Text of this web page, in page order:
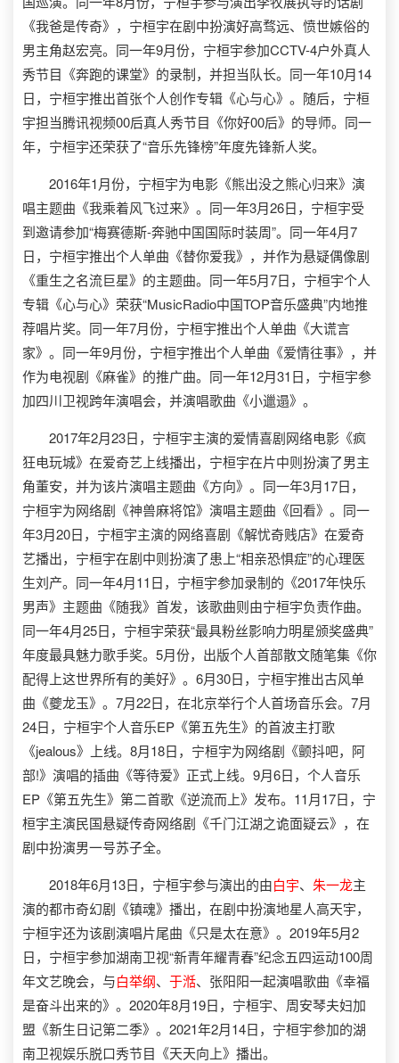
《我爸是传奇》，宁桓宇在剧中扮演好高骛远、愤世嫉俗的
男主角赵宏亮。同一年9月份，宁桓宇参加CCTV-4户外真人
秀节目《奔跑的课堂》的录制，并担当队长。同一年10月14
日，宁桓宇推出首张个人创作专辑《心与心》。随后，宁桓
宇担当腾讯视频00后真人秀节目《你好00后》的导师。同一
年，宁桓宇还荣获了“音乐先锋榜”年度先锋新人奖。
2016年1月份，宁桓宇为电影《熊出没之熊心归来》演
唱主题曲《我乘着风飞过来》。同一年3月26日，宁桓宇受
到邀请参加“梅赛德斯-奔驰中国国际时装周”。同一年4月7
日，宁桓宇推出个人单曲《替你爱我》，并作为悬疑偶像剧
《重生之名流巨星》的主题曲。同一年5月7日，宁桓宇个人
专辑《心与心》荣获“MusicRadio中国TOP音乐盛典”内地推
荐唱片奖。同一年7月份，宁桓宇推出个人单曲《大谎言
家》。同一年9月份，宁桓宇推出个人单曲《爱情往事》，并
作为电视剧《麻雀》的推广曲。同一年12月31日，宁桓宇参
加四川卫视跨年演唱会，并演唱歌曲《小邋遢》。
2017年2月23日，宁桓宇主演的爱情喜剧网络电影《疯
狂电玩城》在爱奇艺上线播出，宁桓宇在片中则扮演了男主
角董安，并为该片演唱主题曲《方向》。同一年3月17日，
宁桓宇为网络剧《神兽麻将馆》演唱主题曲《回看》。同一
年3月20日，宁桓宇主演的网络喜剧《解忧奇贱店》在爱奇
艺播出，宁桓宇在剧中则扮演了患上“相亲恐惧症”的心理医
生刘产。同一年4月11日，宁桓宇参加录制的《2017年快乐
男声》主题曲《随我》首发，该歌曲则由宁桓宇负责作曲。
同一年4月25日，宁桓宇荣获“最具粉丝影响力明星颁奖盛典”
年度最具魅力歌手奖。5月份，出版个人首部散文随笔集《你
配得上这世界所有的美好》。6月30日，宁桓宇推出古风单
曲《夔龙玉》。7月22日，在北京举行个人首场音乐会。7月
24日，宁桓宇个人音乐EP《第五先生》的首波主打歌
《jealous》上线。8月18日，宁桓宇为网络剧《颤抖吧，阿
部!》演唱的插曲《等待爱》正式上线。9月6日，个人音乐
EP《第五先生》第二首歌《逆流而上》发布。11月17日，宁
桓宇主演民国悬疑传奇网络剧《千门江湖之诡面疑云》，在
剧中扮演男一号苏子全。
2018年6月13日，宁桓宇参与演出的由白宇、 朱一龙主
演的都市奇幻剧《镇魂》播出，在剧中扮演地星人高天宇，
宁桓宇还为该剧演唱片尾曲《只是太在意》。2019年5月2
日，宁桓宇参加湖南卫视“新青年耀青春”纪念五四运动100周
年文艺晚会，与白举纲、 于湉、张阳阳一起演唱歌曲《幸福
是奋斗出来的》。2020年8月19日，宁桓宇、周安琴夫妇加
盟《新生日记第二季》。2021年2月14日，宁桓宇参加的湖
南卫视娱乐脱口秀节目《天天向上》播出。